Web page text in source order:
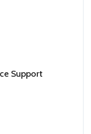
Support